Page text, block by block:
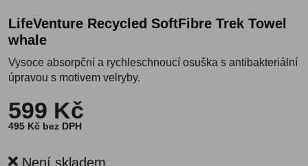
LifeVenture Recycled SoftFibre Trek Towel
whale
Vysoce absorpční a rychleschnoucí osuška s antibakteriální
úpravou s motivem velryby.
599 Kč
495 Kč bez DPH
Není skladem